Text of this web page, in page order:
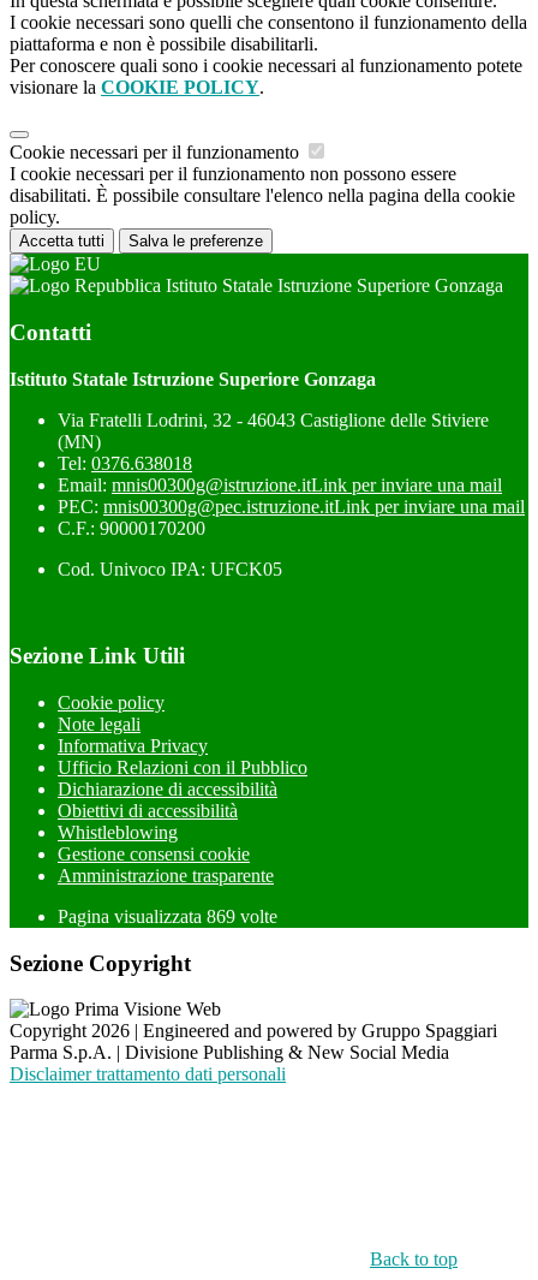
I cookie necessari sono quelli che consentono il funzionamento della
piattaforma e non è possibile disabilitarli.
Per conoscere quali sono i cookie necessari al funzionamento potete
visionare la COOKIE POLICY.
Cookie necessari per il funzionamento
I cookie necessari per il funzionamento non possono essere
disabilitati. È possibile consultare l'elenco nella pagina della cookie
policy.
Accetta tutti Salva le preferenze
Istituto Statale Istruzione Superiore Gonzaga
Contatti
Istituto Statale Istruzione Superiore Gonzaga
Via Fratelli Lodrini, 32 - 46043 Castiglione delle Stiviere
(MN)
Tel: 0376.638018
Email: mnis00300g@istruzione.itLink per inviare una mail
PEC: mnis00300g@pec.istruzione.itLink per inviare una mail
C.F.: 90000170200
Cod. Univoco IPA: UFCK05
Sezione Link Utili
Cookie policy
Note legali
Informativa Privacy
Ufficio Relazioni con il Pubblico
Dichiarazione di accessibilità
Obiettivi di accessibilità
Whistleblowing
Gestione consensi cookie
Amministrazione trasparente
Pagina visualizzata 869 volte
Sezione Copyright
Copyright 2026 | Engineered and powered by Gruppo Spaggiari
Parma S.p.A. | Divisione Publishing & New Social Media
Disclaimer trattamento dati personali
Back to top